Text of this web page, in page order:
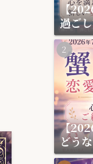
【
過ご
育て
【
どう
月